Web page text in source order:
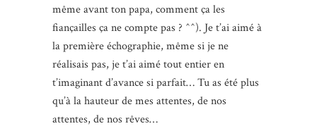
même avant ton papa, comment ça les
fiançailles ça ne compte pas ? ^^). Je t’ai aimé à
la première échographie, même si je ne
réalisais pas, je t’ai aimé tout entier en
t’imaginant d’avance si parfait… Tu as été plus
qu’à la hauteur de mes attentes, de nos
attentes, de nos rêves…